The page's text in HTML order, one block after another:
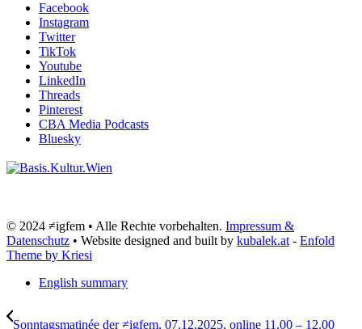
Facebook
Instagram
Twitter
TikTok
Youtube
LinkedIn
Threads
Pinterest
CBA Media Podcasts
Bluesky
© 2024 ≠igfem • Alle Rechte vorbehalten. Impressum &
Datenschutz • Website designed and built by kubalek.at - Enfold
Theme by Kriesi
English summary
Sonntagsmatinée der ≠igfem, 07.12.2025, online 11.00 – 12.00